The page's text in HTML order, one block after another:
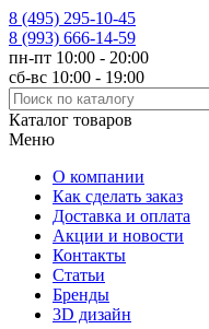
8 (495) 295-10-45
8 (993) 666-14-59
пн-пт 10:00 - 20:00
сб-вс 10:00 - 19:00
Каталог товаров
Меню
О компании
Как сделать заказ
Доставка и оплата
Акции и новости
Контакты
Статьи
Бренды
3D дизайн